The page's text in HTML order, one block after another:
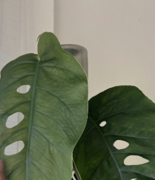
jak 10 pozitivních
Email